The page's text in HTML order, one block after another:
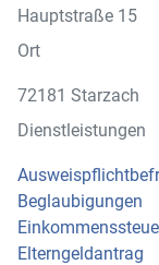
Hauptstraße 15
Ort
72181 Starzach
Dienstleistungen
Beglaubigungen
Elterngeldantrag